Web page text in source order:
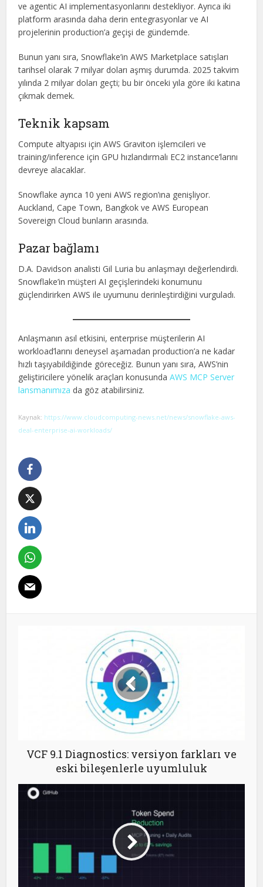
ve agentic AI implementasyonlarını destekliyor. Ayrıca iki
platform arasında daha derin entegrasyonlar ve AI
projelerinin production’a geçişi de gündemde.
Bunun yanı sıra, Snowflake’in AWS Marketplace satışları
tarihsel olarak 7 milyar doları aşmış durumda. 2025 takvim
yılında 2 milyar doları geçti; bu bir önceki yıla göre iki katına
çıkmak demek.
Teknik kapsam
Compute altyapısı için AWS Graviton işlemcileri ve
training/inference için GPU hızlandırmalı EC2 instance’larını
devreye alacaklar.
Snowflake ayrıca 10 yeni AWS region’ına genişliyor.
Auckland, Cape Town, Bangkok ve AWS European
Sovereign Cloud bunların arasında.
Pazar bağlamı
D.A. Davidson analisti Gil Luria bu anlaşmayı değerlendirdi.
Snowflake’in müşteri AI geçişlerindeki konumunu
güçlendirirken AWS ile uyumunu derinleştirdiğini vurguladı.
Anlaşmanın asıl etkisini, enterprise müşterilerin AI
workload’larını deneysel aşamadan production’a ne kadar
hızlı taşıyabildiğinde göreceğiz. Bunun yanı sıra, AWS’nin
geliştiricilere yönelik araçları konusundaAWS MCP Server
lansmanımıza da göz atabilirsiniz.
Kaynak: https://www.cloudcomputing-news.net/news/snowflake-aws-
deal-enterprise-ai-workloads/
VCF 9.1 Diagnostics: versiyon farkları ve
eski bileşenlerle uyumluluk